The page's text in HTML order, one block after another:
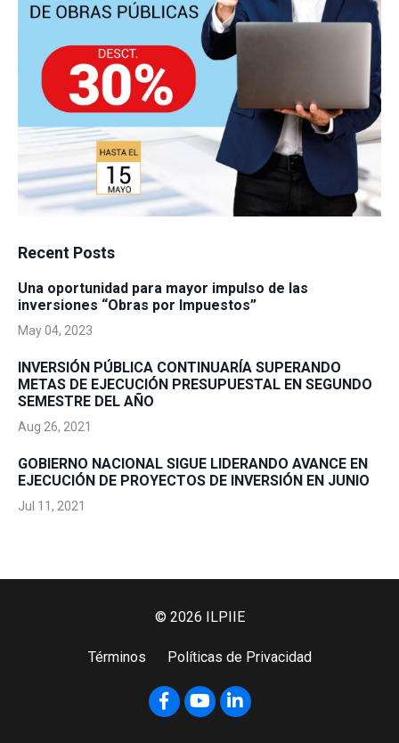
Recent Posts
Una oportunidad para mayor impulso de las
inversiones “Obras por Impuestos”
May 04, 2023
INVERSIÓN PÚBLICA CONTINUARÍA SUPERANDO
METAS DE EJECUCIÓN PRESUPUESTAL EN SEGUNDO
SEMESTRE DEL AÑO
Aug 26, 2021
GOBIERNO NACIONAL SIGUE LIDERANDO AVANCE EN
EJECUCIÓN DE PROYECTOS DE INVERSIÓN EN JUNIO
Jul 11, 2021
© 2026 ILPIIE
Términos Políticas de Privacidad